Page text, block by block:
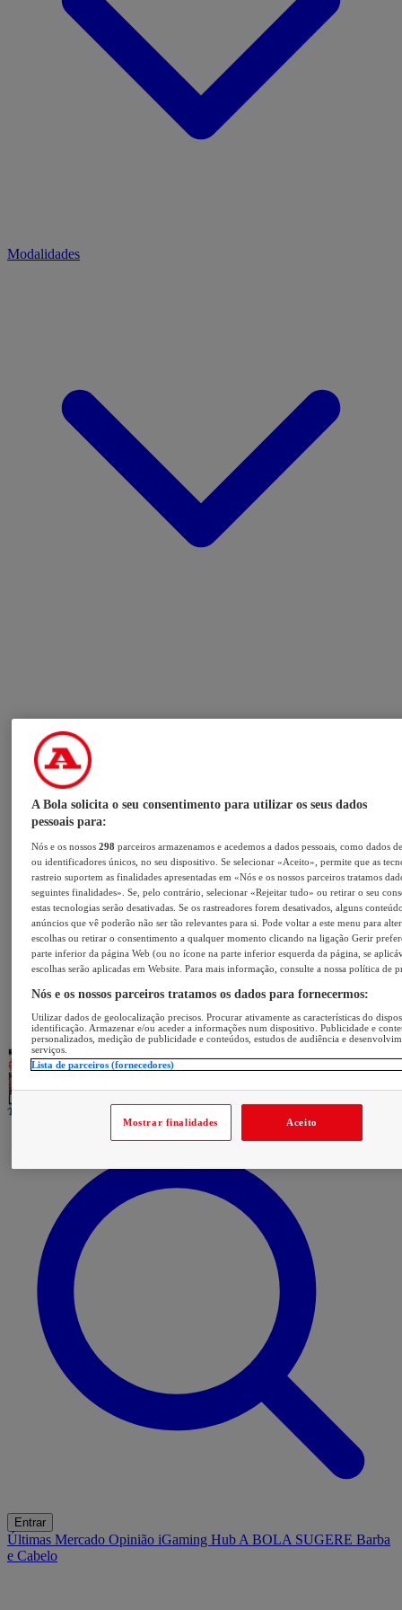
Modalidades
Entrar
Últimas Mercado Opinião iGaming Hub A BOLA SUGERE Barba
e Cabelo
A Bola solicita o seu consentimento para utilizar os seus dados
pessoais para:
Nós e os nossos298 parceiros armazenamos e acedemos a dados pessoais, como dados
ou identificadores únicos, no seu dispositivo. Se selecionar «Aceito», permite que as
rastreio suportem as finalidades apresentadas em «Nós e os nossos parceiros tratamos
seguintes finalidades». Se, pelo contrário, selecionar «Rejeitar tudo» ou retirar o seu
estas tecnologias serão desativadas. Se os rastreadores forem desativados, alguns
anúncios que vê poderão não ser tão relevantes para si. Pode voltar a este menu para
escolhas ou retirar o consentimento a qualquer momento clicando na ligação Gerir
parte inferior da página Web (ou no ícone na parte inferior esquerda da página, se
escolhas serão aplicadas em Website. Para mais informação, consulte a nossa política de
Nós e os nossos parceiros tratamos os dados para fornecermos:
Utilizar dados de geolocalização precisos. Procurar ativamente as características do
identificação. Armazenar e/ou aceder a informações num dispositivo. Publicidade e
personalizados, medição de publicidade e conteúdos, estudos de audiência e
serviços.
Lista de parceiros (fornecedores)
Mostrar finalidades Aceito